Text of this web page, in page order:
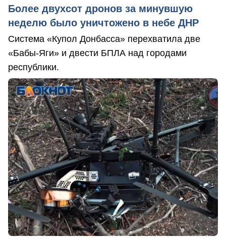
Более двухсот дронов за минувшую
неделю было уничтожено в небе ДНР
Система «Купол Донбасса» перехватила две
«Бабы-Яги» и двести БПЛА над городами
республики.